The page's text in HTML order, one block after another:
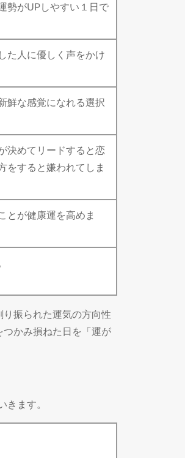
勢がUPしやすい１日で
た人に優しく声をかけ
鮮な感覚になれる選択
決めてリードすると恋
をすると嫌われてしま
とが健康運を高めま
振られた運気の方向性
かみ損ねた日を「運が
ます。